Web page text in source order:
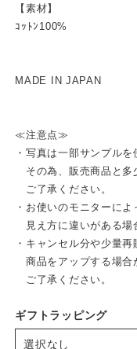
【素材】
ｺｯﾄﾝ100%
MADE IN JAPAN
≪注意点≫
・写真は一部サンプルを
その為、販売商品と多
ご了承ください。
・お使いのモニターに
見え方に違いがある場
・キャンセル分や少量再
商品をアップする場合
ご了承ください。
ギフトラッピング